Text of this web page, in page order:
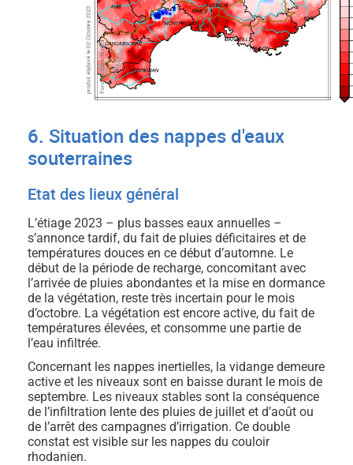
6. Situation des nappes d'eaux
souterraines
Etat des lieux général
L’étiage 2023 – plus basses eaux annuelles –
s’annonce tardif, du fait de pluies déficitaires et de
températures douces en ce début d’automne. Le
début de la période de recharge, concomitant avec
l’arrivée de pluies abondantes et la mise en dormance
de la végétation, reste très incertain pour le mois
d’octobre. La végétation est encore active, du fait de
températures élevées, et consomme une partie de
l’eau infiltrée.
Concernant les nappes inertielles, la vidange demeure
active et les niveaux sont en baisse durant le mois de
septembre. Les niveaux stables sont la conséquence
de l’infiltration lente des pluies de juillet et d’août ou
de l’arrêt des campagnes d’irrigation. Ce double
constat est visible sur les nappes du couloir
rhodanien.